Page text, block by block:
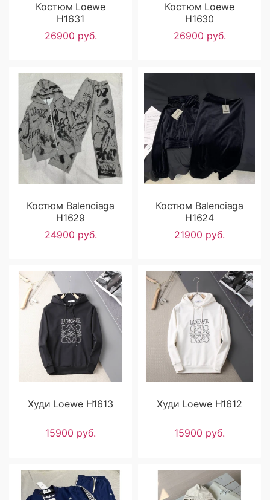
Костюм Loewe
H1631
26900 руб.
Костюм Loewe
H1630
26900 руб.
Костюм Balenciaga
H1629
24900 руб.
Костюм Balenciaga
H1624
21900 руб.
Худи Loewe H1613
15900 руб.
Худи Loewe H1612
15900 руб.